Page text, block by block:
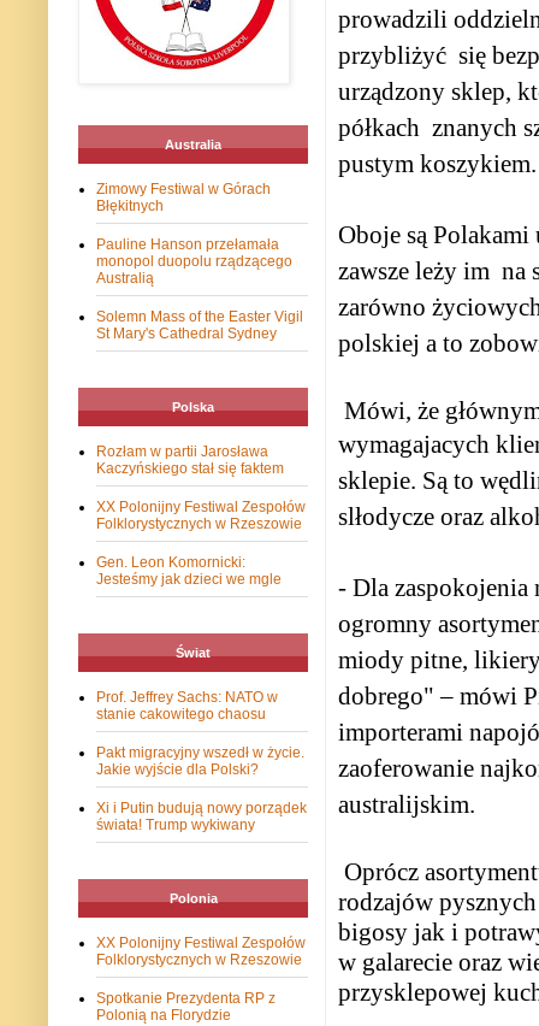
prowadzili
przybliżyć się
urządzony sklep,
półkach znanych
pustym koszykiem.
Oboje są
zawsze leży im na
zarówno
polskiej a to
Mówi, że
wymagajacych
sklepie. Są to
slłodycze oraz
- Dla
ogromny
miody pitne, likiery
dobrego" – mówi
importerami
zaoferowanie
australijskim.
Oprócz
rodzajów
bigosy jak i
w galarecie oraz
przysklepowej
Australia
Zimowy Festiwal w Górach
Błękitnych
Pauline Hanson przełamała
monopol duopolu rządzącego
Australią
Solemn Mass of the Easter Vigil
St Mary's Cathedral Sydney
Polska
Rozłam w partii Jarosława
Kaczyńskiego stał się faktem
XX Polonijny Festiwal Zespołów
Folklorystycznych w Rzeszowie
Gen. Leon Komornicki:
Jesteśmy jak dzieci we mgle
Świat
Prof. Jeffrey Sachs: NATO w
stanie cakowitego chaosu
Pakt migracyjny wszedł w życie.
Jakie wyjście dla Polski?
Xi i Putin budują nowy porządek
świata! Trump wykiwany
Polonia
XX Polonijny Festiwal Zespołów
Folklorystycznych w Rzeszowie
Spotkanie Prezydenta RP z
Polonią na Florydzie